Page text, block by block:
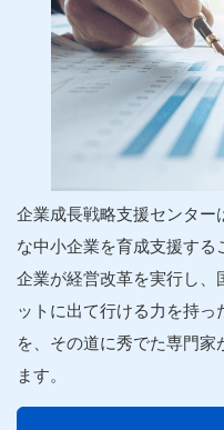
企業成長戦略支援センター
な中小企業を育成支援する
企業が経営改革を実行し、
ットに出て行ける力を持
を、その道に秀でた専門家
ます。